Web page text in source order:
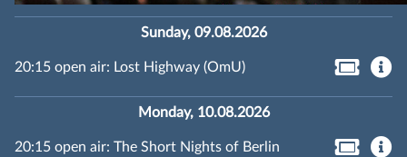
Sunday, 09.08.2026
20:15 open air: Lost Highway (OmU)
Monday, 10.08.2026
20:15 open air: The Short Nights of Berlin